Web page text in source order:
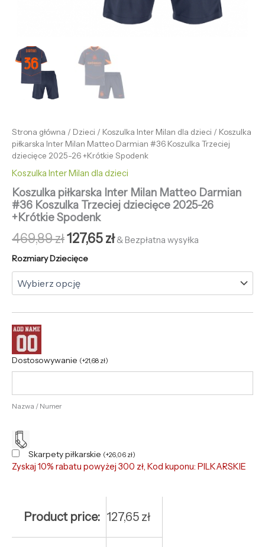
Strona główna / Dzieci / Koszulka Inter Milan dla dzieci / Koszulka
piłkarska Inter Milan Matteo Darmian #36 Koszulka Trzeciej
dziecięce 2025-26 +Krótkie Spodenk
Koszulka Inter Milan dla dzieci
Koszulka piłkarska Inter Milan Matteo Darmian
#36 Koszulka Trzeciej dziecięce 2025-26
+Krótkie Spodenk
469,89zł127,65zł & Bezpłatna wysyłka
Rozmiary Dziecięce
Dostosowywanie (+21,68 zł)
Nazwa / Numer
Skarpety piłkarskie (+26,06 zł)
Zyskaj 10% rabatu powyżej 300 zł, Kod kuponu: PILKARSKIE
Product price: 127,65 zł